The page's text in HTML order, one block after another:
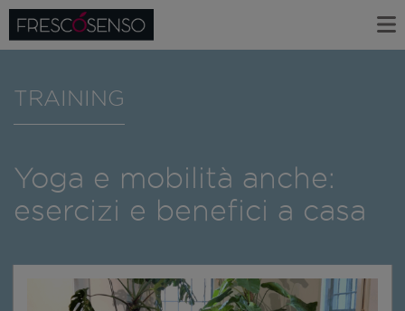
TRAINING
Yoga e mobilità anche:
esercizi e benefici a casa